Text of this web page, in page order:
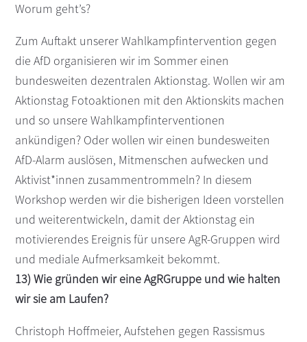
Worum geht’s?
Zum Auftakt unserer Wahlkampfintervention gegen
die AfD organisieren wir im Sommer einen
bundesweiten dezentralen Aktionstag. Wollen wir am
Aktionstag Fotoaktionen mit den Aktionskits machen
und so unsere Wahlkampfinterventionen
ankündigen? Oder wollen wir einen bundesweiten
AfD-Alarm auslösen, Mitmenschen aufwecken und
Aktivist*innen zusammentrommeln? In diesem
Workshop werden wir die bisherigen Ideen vorstellen
und weiterentwickeln, damit der Aktionstag ein
motivierendes Ereignis für unsere AgR-Gruppen wird
und mediale Aufmerksamkeit bekommt.
13) Wie gründen wir eine AgRGruppe und wie halten
wir sie am Laufen?
Christoph Hoffmeier, Aufstehen gegen Rassismus